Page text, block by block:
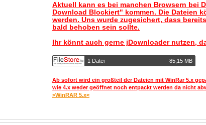
Aktuell kann es bei manchen Browsern bei
Download Blockiert" kommen. Die Dateien
werden. Uns wurde zugesichert, dass
bald behoben sein sollte.
Ihr könnt auch gerne jDownloader nutzen,
1 Datei 85,15 MB
Ab sofort wird ein großteil der Dateien mit WinRar 5.x
wie 4.x weder geöffnet noch entpackt werden da nicht
>WinRAR 5.x<